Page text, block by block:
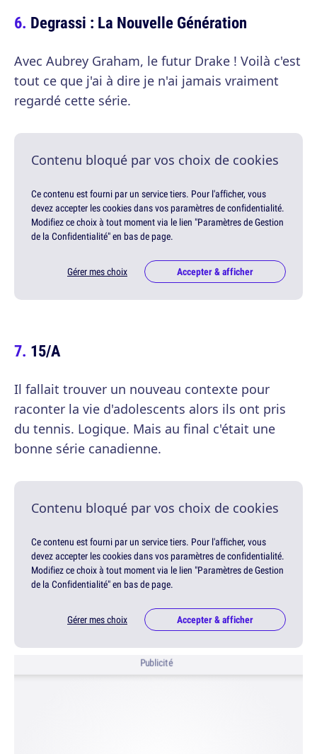
Degrassi : La Nouvelle Génération
Avec Aubrey Graham, le futur Drake ! Voilà c'est
tout ce que j'ai à dire je n'ai jamais vraiment
regardé cette série.
Contenu bloqué par vos choix de cookies
Ce contenu est fourni par un service tiers. Pour l'afficher, vous
devez accepter les cookies dans vos paramètres de confidentialité.
Modifiez ce choix à tout moment via le lien "Paramètres de Gestion
de la Confidentialité" en bas de page.
Gérer mes choix Accepter & afficher
15/A
Il fallait trouver un nouveau contexte pour
raconter la vie d'adolescents alors ils ont pris
du tennis. Logique. Mais au final c'était une
bonne série canadienne.
Contenu bloqué par vos choix de cookies
Ce contenu est fourni par un service tiers. Pour l'afficher, vous
devez accepter les cookies dans vos paramètres de confidentialité.
Modifiez ce choix à tout moment via le lien "Paramètres de Gestion
de la Confidentialité" en bas de page.
Gérer mes choix Accepter & afficher
Publicité